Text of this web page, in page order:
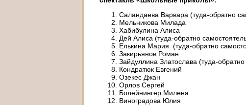
Саландаева Варвара (туда-обратно
Мельникова Милада
Хабибулина Алиса
Дей Алиса (туда-обратно
Елькина Мария (туда-обратно
Закирьянов Роман
Зайдуллина Златослава (туда-
Кондратюк Евгений
Озекес Джан
Орлов Сергей
Болейнингер Милена
Виноградова Юлия